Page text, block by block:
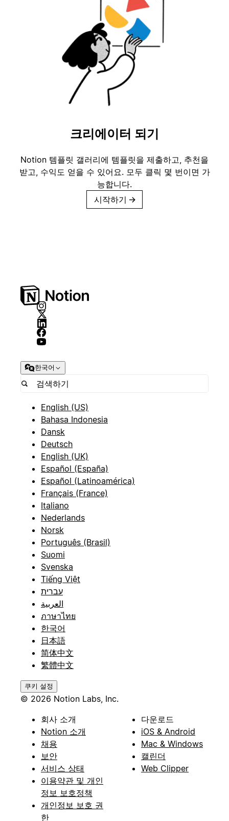
크리에이터 되기
Notion 템플릿 갤러리에 템플릿을 제출하고, 추천을
받고, 수익도 얻을 수 있어요. 모두 클릭 몇 번이면 가
능합니다.
시작하기 →
한국어
English (US)
Bahasa Indonesia
Dansk
Deutsch
English (UK)
Español (España)
Español (Latinoamérica)
Français (France)
Italiano
Nederlands
Norsk
Português (Brasil)
Suomi
Svenska
Tiếng Việt
עברית
العربية
ภาษาไทย
한국어
日本語
简体中文
繁體中文
쿠키 설정
© 2026 Notion Labs, Inc.
회사 소개
Notion 소개
채용
보안
서비스 상태
이용약관 및 개인
정보 보호정책
개인정보 보호 권
한
다운로드
iOS & Android
Mac & Windows
캘린더
Web Clipper